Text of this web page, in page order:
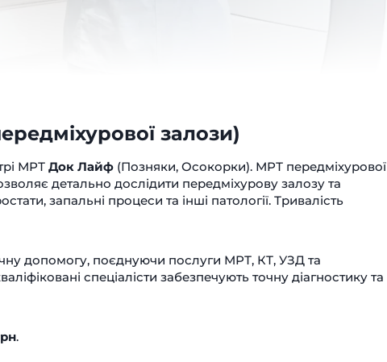
залози)
МРТ Док Лайф (Позняки, Осокорки). МРТ передміхурової
детально дослідити передміхурову залозу та
запальні процеси та інші патології. Тривалість
допомогу, поєднуючи послуги МРТ, КТ, УЗД та
спеціалісти забезпечують точну діагностику та
.